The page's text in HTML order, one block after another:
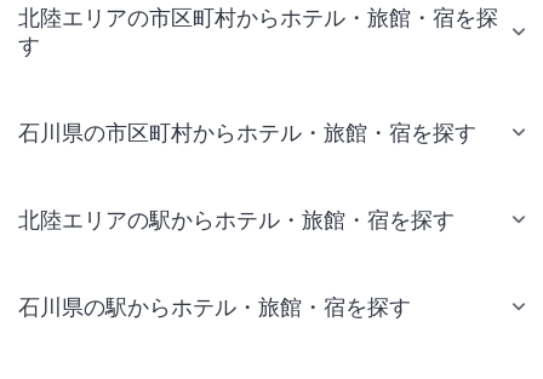
北陸エリアの市区町村からホテル・旅館・宿を探
す
石川県の市区町村からホテル・旅館・宿を探す
北陸エリアの駅からホテル・旅館・宿を探す
石川県の駅からホテル・旅館・宿を探す